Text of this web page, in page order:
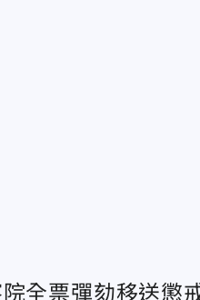
全票彈劾移送懲